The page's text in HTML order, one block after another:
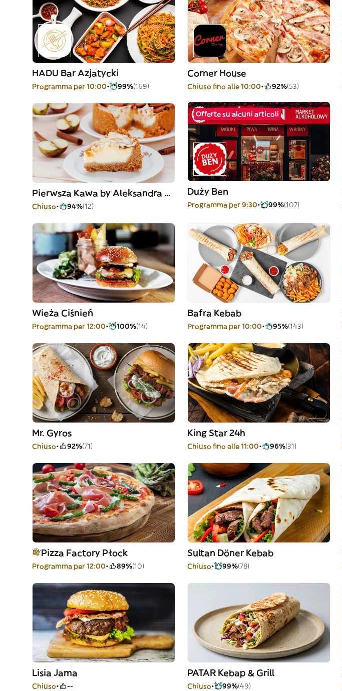
HADU Bar Azjatycki
Programma per 10:00 99%(169)
Corner House
Chiuso fino alle 10:00 92%(53)
Pierwsza Kawa by Aleksandra Piegat
Chiuso 94%(12)
Offerte su alcuni articoli
Duży Ben
Programma per 9:30 99%(107)
Wieża Ciśnień
Programma per 12:00 100%(14)
Bafra Kebab
Programma per 10:00 95%(143)
Mr. Gyros
Chiuso 92%(71)
King Star 24h
Chiuso fino alle 11:00 96%(31)
Pizza Factory Płock
Programma per 12:00 89%(10)
Sultan Döner Kebab
Chiuso 99%(78)
Lisia Jama
Chiuso --
PATAR Kebap & Grill
Chiuso 99%(49)